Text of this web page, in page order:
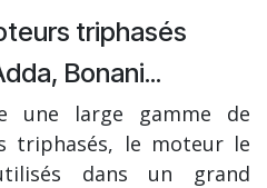
triphasés
Bonani...
une large gamme de
triphasés, le moteur le
dans un grand